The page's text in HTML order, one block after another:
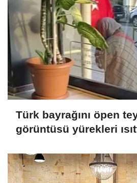
Türk bayrağını öpen
görüntüsü yürekleri